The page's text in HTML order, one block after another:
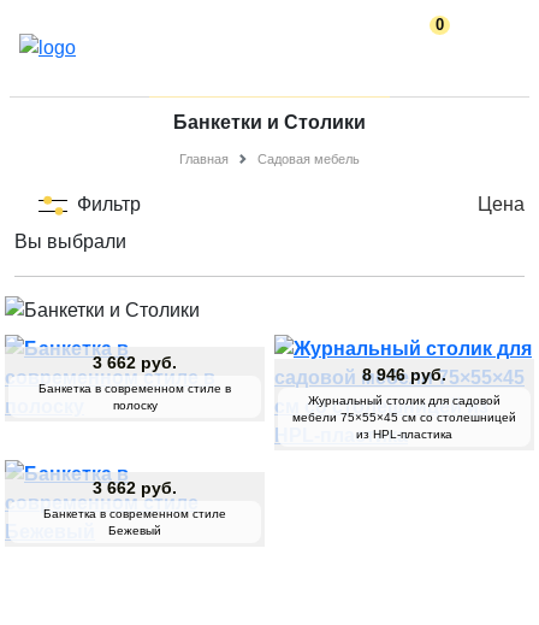
0
Банкетки и Столики
Главная Садовая мебель
Фильтр
Цена
Вы выбрали
3 662 руб.
Банкетка в современном стиле в
полоску
8 946 руб.
Журнальный столик для садовой
мебели 75×55×45 см со столешницей
из HPL-пластика
3 662 руб.
Банкетка в современном стиле
Бежевый